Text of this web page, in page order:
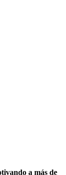
a más de